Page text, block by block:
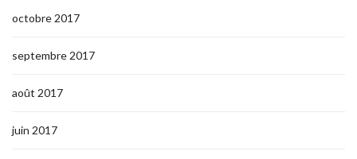
octobre 2017
septembre 2017
août 2017
juin 2017